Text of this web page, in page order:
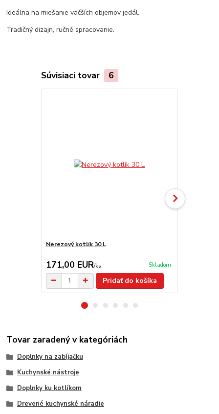
Ideálna na miešanie väčších objemov jedál.
Tradičný dizajn, ručné spracovanie.
Súvisiaci tovar 6
Nerezový kotlík 30 L
171,00 EUR/ks Skladom
Pridať do košíka
Tovar zaradený v kategóriách
Doplnky na zabíjačku
Kuchynské nástroje
Doplnky ku kotlíkom
Drevené kuchynské náradie